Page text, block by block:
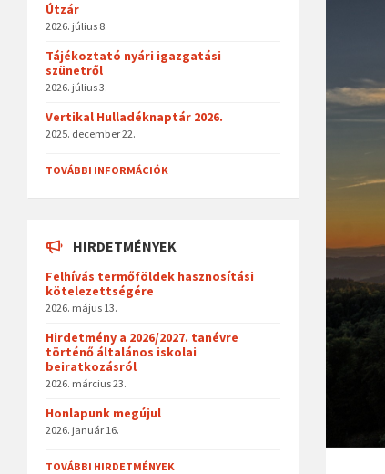
Útzár
2026. július 8.
Tájékoztató nyári igazgatási
szünetről
2026. július 3.
Vertikal Hulladéknaptár 2026.
2025. december 22.
TOVÁBBI INFORMÁCIÓK
HIRDETMÉNYEK
Felhívás termőföldek hasznosítási
kötelezettségére
2026. május 13.
Hirdetmény a 2026/2027. tanévre
történő általános iskolai
beiratkozásról
2026. március 23.
Honlapunk megújul
2026. január 16.
TOVÁBBI HIRDETMÉNYEK